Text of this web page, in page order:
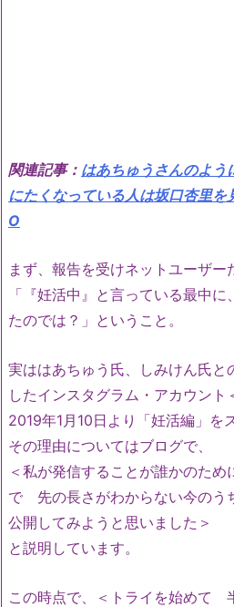
関連記事： はあちゅうさんのよう
にたくなっている人は坂口杏里
O
まず、報告を受けネットユーザー
「『妊活中』と言っている最中
たのでは？」ということ。
実ははあちゅう氏、しみけん氏と
したインスタグラム・アカウント
2019年1月10日より「妊活編」を
その理由についてはブログで、
＜私が発信することが誰かのた
で 先の長さがわからない今の
公開してみようと思いました＞
と説明しています。
この時点で、＜トライを始めて